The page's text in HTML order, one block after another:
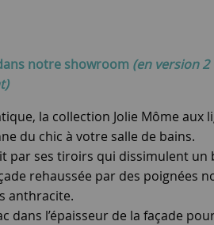
notre showroom (en version
la collection Jolie Môme aux
du chic à votre salle de bains.
par ses tiroirs qui dissimulent un
rehaussée par des poignées
anthracite.
dans l’épaisseur de la façade